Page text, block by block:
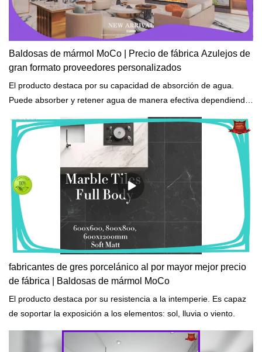
Baldosas de mármol MoCo | Precio de fábrica Azulejos de
gran formato proveedores personalizados
El producto destaca por su capacidad de absorción de agua.
Puede absorber y retener agua de manera efectiva dependiendo
fabricantes de gres porcelánico al por mayor mejor precio
de fábrica | Baldosas de mármol MoCo
El producto destaca por su resistencia a la intemperie. Es capaz
de soportar la exposición a los elementos: sol, lluvia o viento.